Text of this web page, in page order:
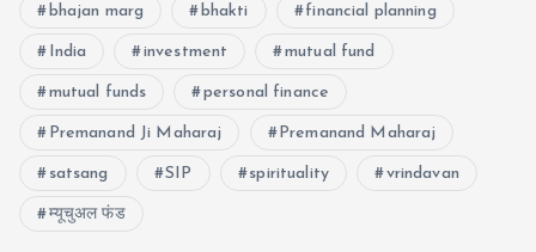
bhajan marg bhakti financial planning
India investment mutual fund
mutual funds personal finance
Premanand Ji Maharaj Premanand Maharaj
satsang SIP spirituality vrindavan
म्यूचुअल फंड